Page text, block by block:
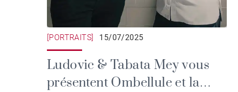
[PORTRAITS] 15/07/2025
Ludovic & Tabata Mey vous
présentent Ombellule et la